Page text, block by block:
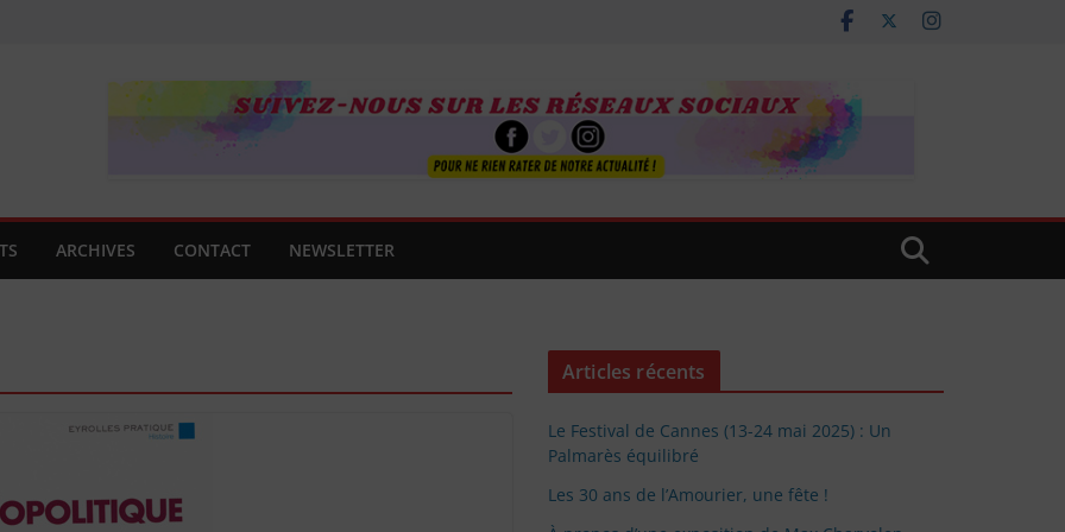
ARCHIVES CONTACT NEWSLETTER
Articles récents
Le Festival de Cannes (13-24 mai 2025) : Un
Palmarès équilibré
Les 30 ans de l’Amourier, une fête !